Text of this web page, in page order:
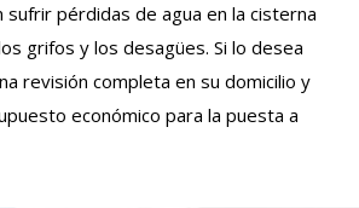
sufrir pérdidas de agua en la cisterna
grifos y los desagües. Si lo desea
revisión completa en su domicilio y
económico para la puesta a